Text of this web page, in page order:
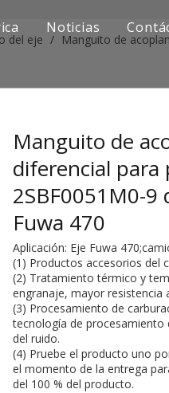
de ingeniería de camiones
Noticias
del eje / Manguito de
Manguito de
diferencial para
2SBF0051M0-9
Fuwa 470
Aplicación: Eje Fuwa
(1) Productos accesorios del
(2) Tratamiento térmico y
engranaje, mayor resistencia
(3) Procesamiento de
tecnología de procesamiento
del ruido.
(4) Pruebe el producto uno
el momento de la entrega
del 100 % del producto.